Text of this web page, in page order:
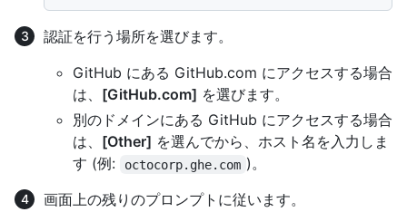
認証を行う場所を選びます。
GitHub にある GitHub.com にアクセスする場合
は、 [GitHub.com] を選びます。
別のドメインにある GitHub にアクセスする場合
は、 [Other] を選んでから、ホスト名を入力しま
す (例:
octocorp.ghe.com )。
画面上の残りのプロンプトに従います。